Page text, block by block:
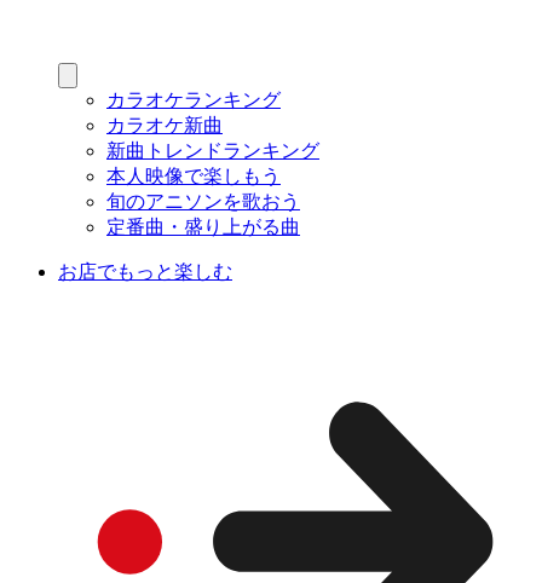
カラオケランキング
カラオケ新曲
新曲トレンドランキング
本人映像で楽しもう
旬のアニソンを歌おう
定番曲・盛り上がる曲
お店でもっと楽しむ